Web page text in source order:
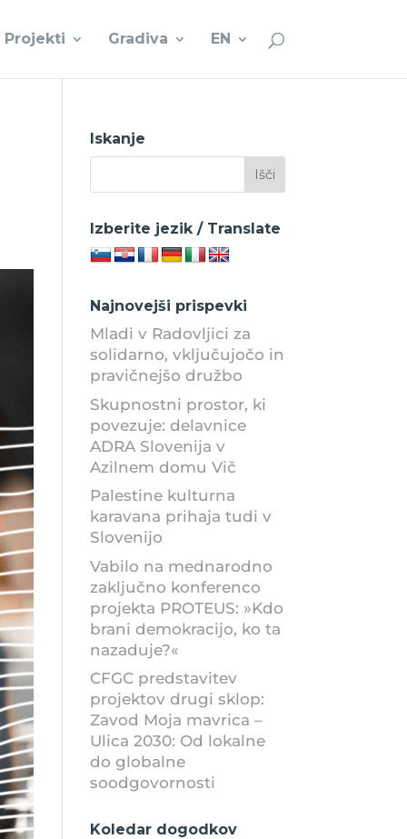
Projekti Gradiva EN
Iskanje
Izberite jezik / Translate
Najnovejši prispevki
Mladi v Radovljici za
solidarno, vključujočo in
pravičnejšo družbo
Skupnostni prostor, ki
povezuje: delavnice
ADRA Slovenija v
Azilnem domu Vič
Palestine kulturna
karavana prihaja tudi v
Slovenijo
Vabilo na mednarodno
zaključno konferenco
projekta PROTEUS: »Kdo
brani demokracijo, ko ta
nazaduje?«
CFGC predstavitev
projektov drugi sklop:
Zavod Moja mavrica –
Ulica 2030: Od lokalne
do globalne
soodgovornosti
Koledar dogodkov